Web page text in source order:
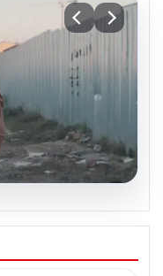
imza: Ceylan